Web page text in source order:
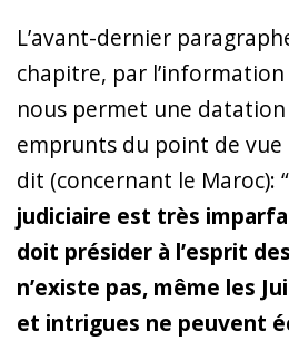
L’avant-dernier
chapitre, par l’information
nous permet une datation
emprunts du point de vue
dit (concernant le Maroc): “
judiciaire est très
doit présider à l’esprit
n’existe pas, même les
et intrigues ne peuvent